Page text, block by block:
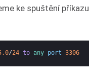
ke spuštění příkazu
/24 to any port 3306